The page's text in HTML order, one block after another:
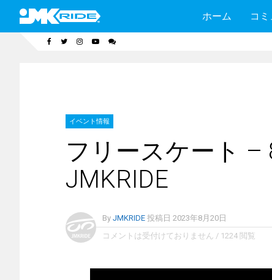
ホーム コミ
イベント情報
フリースケート
JMKRIDE
By JMKRIDE 投稿日 2023年8月20日
コメントは受付けておりません / 1224 閲覧